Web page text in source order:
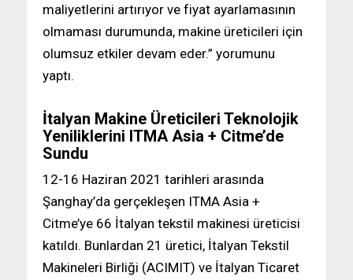
maliyetlerini artırıyor ve fiyat ayarlamasının
olmaması durumunda, makine üreticileri için
olumsuz etkiler devam eder.” yorumunu
yaptı.
İtalyan Makine Üreticileri Teknolojik
Yeniliklerini ITMA Asia + Citme’de
Sundu
12-16 Haziran 2021 tarihleri ​​arasında
Şanghay’da gerçekleşen ITMA Asia +
Citme’ye 66 İtalyan tekstil makinesi üreticisi
katıldı. Bunlardan 21 üretici, İtalyan Tekstil
Makineleri Birliği (ACIMIT) ve İtalyan Ticaret